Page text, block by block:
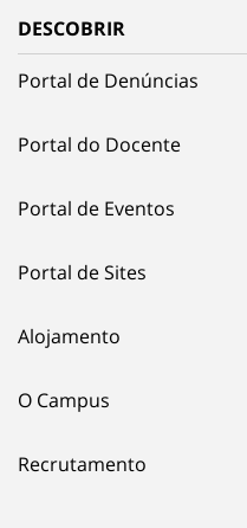
DESCOBRIR
Portal de Denúncias
Portal do Docente
Portal de Eventos
Portal de Sites
Alojamento
O Campus
Recrutamento